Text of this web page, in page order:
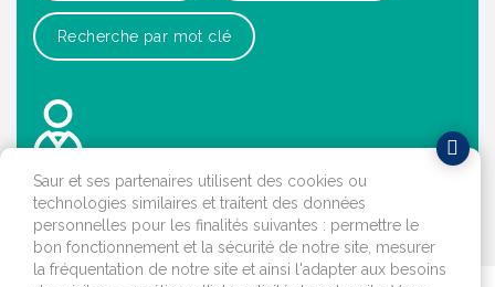
Recherche par mot clé
OK
Saur et ses partenaires utilisent des cookies ou
technologies similaires et traitent des données
personnelles pour les finalités suivantes : permettre le
bon fonctionnement et la sécurité de notre site, mesurer
la fréquentation de notre site et ainsi l'adapter aux besoins